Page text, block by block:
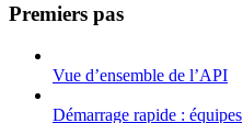
Premiers pas
Vue d’ensemble de l’API
Démarrage rapide : équipes